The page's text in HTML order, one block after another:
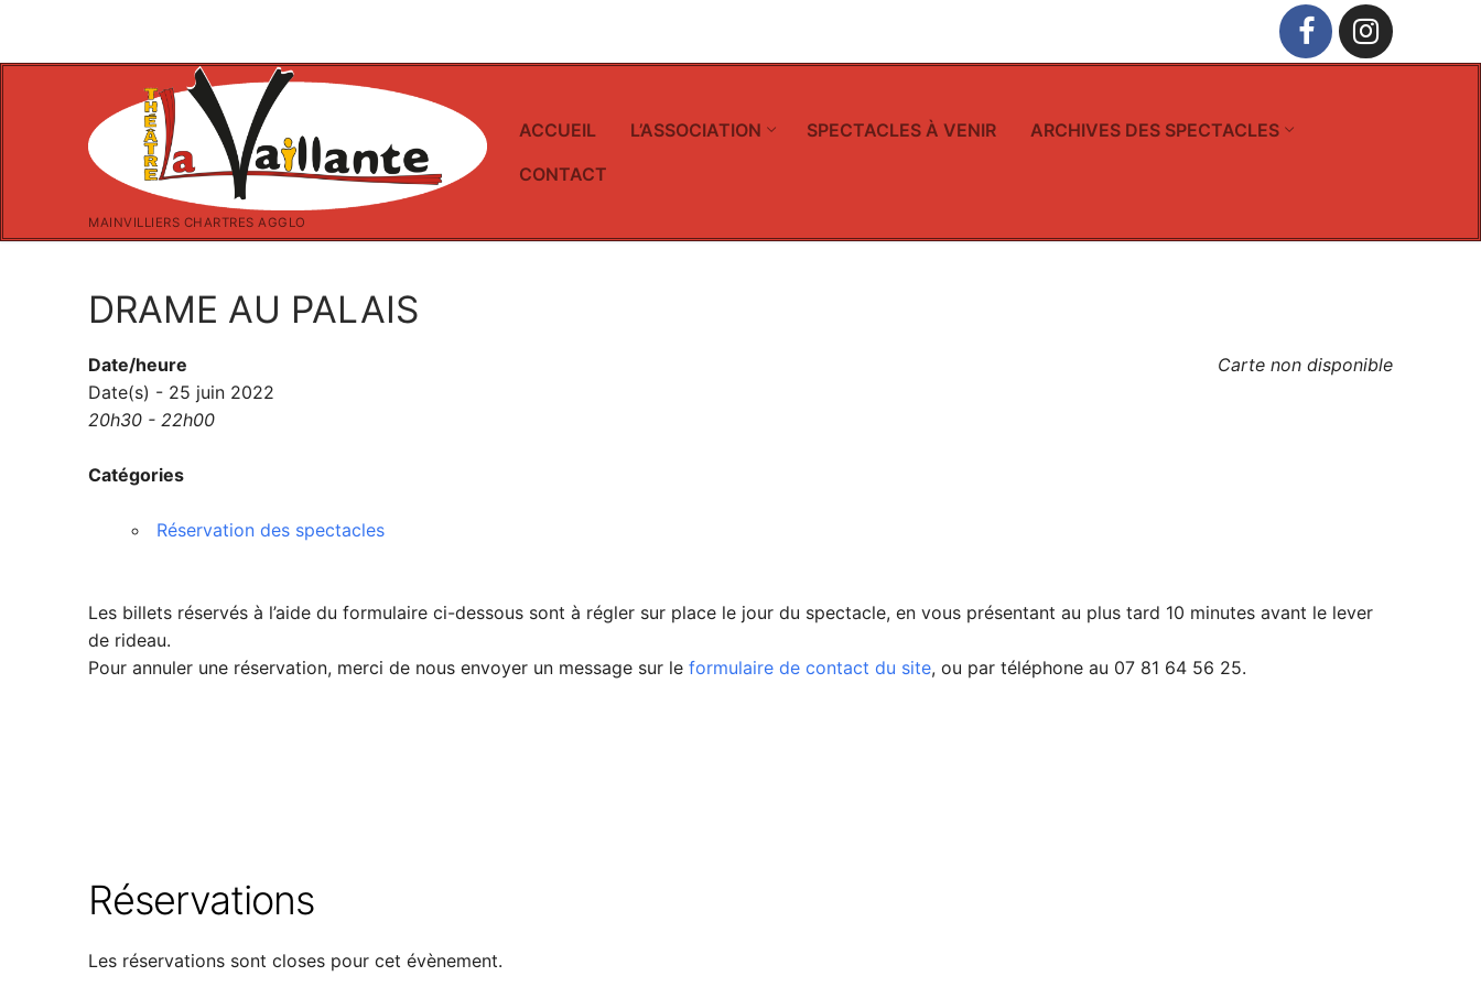
contenu
MAINVILLIERS CHARTRES AGGLO
ACCUEIL L’ASSOCIATION SPECTACLES À VENIR
ARCHIVES DES SPECTACLES
CONTACT
DRAME AU PALAIS
Carte non disponible
Date/heure
Date(s) - 25 juin 2022
20h30 - 22h00
Catégories
Réservation des spectacles
Les billets réservés à l’aide du formulaire ci-dessous sont à régler sur place le jour du spectacle, en vous présentant au plus tard 10 minutes avant le lever
de rideau.
Pour annuler une réservation, merci de nous envoyer un message sur le formulaire de contact du site, ou par téléphone au 07 81 64 56 25.
Réservations
Les réservations sont closes pour cet évènement.